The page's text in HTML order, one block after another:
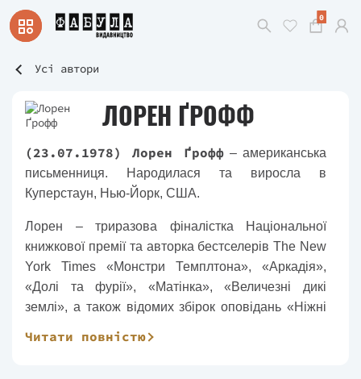
0
Усі автори
ЛОРЕН ҐРОФФ
(23.07.1978) Лорен Ґрофф– американська
письменниця. Народилася та виросла в
Куперстаун, Нью-Йорк, США.
Лорен – триразова фіналістка Національної
книжкової премії та авторка бестселерів The New
York Times «Монстри Темплтона», «Аркадія»,
«Долі та фурії», «Матінка», «Величезні дикі
землі», а також відомих збірок оповідань «Ніжні
Читати повністю